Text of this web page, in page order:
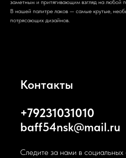
заметным и притягивающим взгляд на любой
В нашей палитре лаков — самые крутые,
потрясающих дизайнов.
Контакты
+79231031010
baff54nsk@mail.ru
Следите за нами в социальных